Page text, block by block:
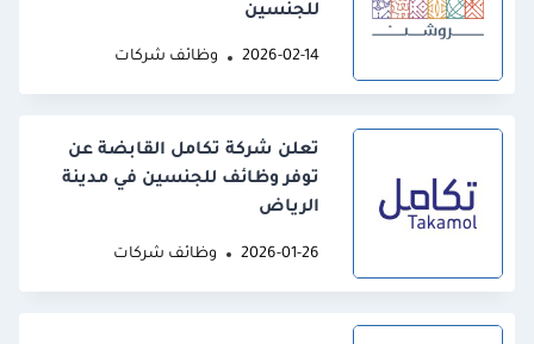
للجنسين
2026-02-14 وظائف شركات
تعلن شركة تكامل القابضة عن
توفر وظائف للجنسين في مدينة
الرياض
2026-01-26 وظائف شركات